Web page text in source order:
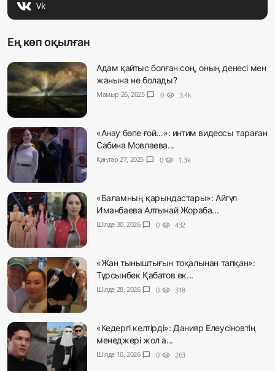
Vk
Ең көп оқылған
Адам қайтыс болған соң, оның денесі мен
жанына не болады?
Мамыр 26, 2025 chat_bubble 0 visibility 3.4k
«Анау бөпе ғой…»: интим видеосы тараған
Сабина Мовлаева...
Қаңтар 27, 2025 chat_bubble 0 visibility 1.3k
«Баламның қарындастары»: Айгүл
Иманбаева Алтынай Жораба...
Шілде 30, 2026 chat_bubble 0 visibility 432
«Жан тыныштығын тоқалынан тапқан»:
Тұрсынбек Қабатов ек...
Шілде 28, 2026 chat_bubble 0 visibility 318
«Кедергі келтірді»: Данияр Елеусіновтің
менеджері жол а...
Шілде 10, 2026 chat_bubble 0 visibility 263